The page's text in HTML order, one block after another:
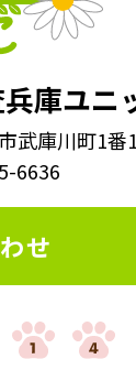
庫ユニ
武庫川町1番
6636
せ